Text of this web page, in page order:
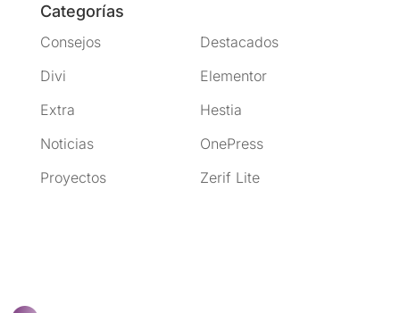
Categorías
Consejos
Destacados
Divi
Elementor
Extra
Hestia
Noticias
OnePress
Proyectos
Zerif Lite